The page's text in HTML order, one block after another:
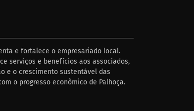
e fortalece o empresariado local.
serviços e benefícios aos associados,
e o crescimento sustentável das
o progresso econômico de Palhoça.